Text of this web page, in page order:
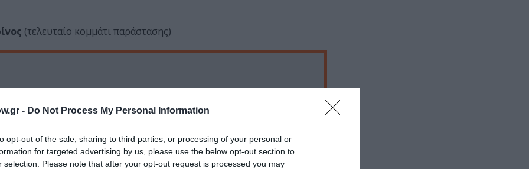
- Do Not Process My Personal Information
opt-out of the sale, sharing to third parties, or processing of your personal or
for targeted advertising by us, please use the below opt-out section to
selection. Please note that after your opt-out request is processed you may
(τελευταίο κομμάτι παράστασης)
Τεχνόπολις Δήμου Αθηναίων